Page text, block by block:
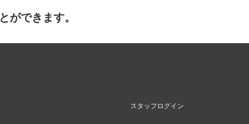
ができます。
スタッフログイン